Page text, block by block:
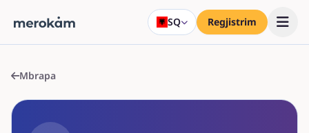
SQ Regjistrim
Mbrapa